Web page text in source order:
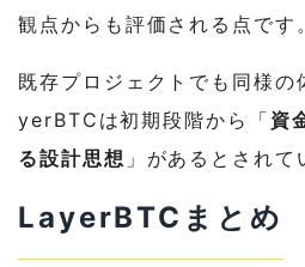
観点からも評価される点です。
既存プロジェクトでも同様
yerBTCは初期段階から「 資
る設計思想 」があるとされて
LayerBTCまとめ